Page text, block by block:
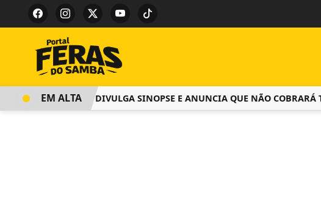
SALGUEIRO DIVULGA SINOPSE E ANUNCIA QUE NÃO COBRARÁ
EM ALTA